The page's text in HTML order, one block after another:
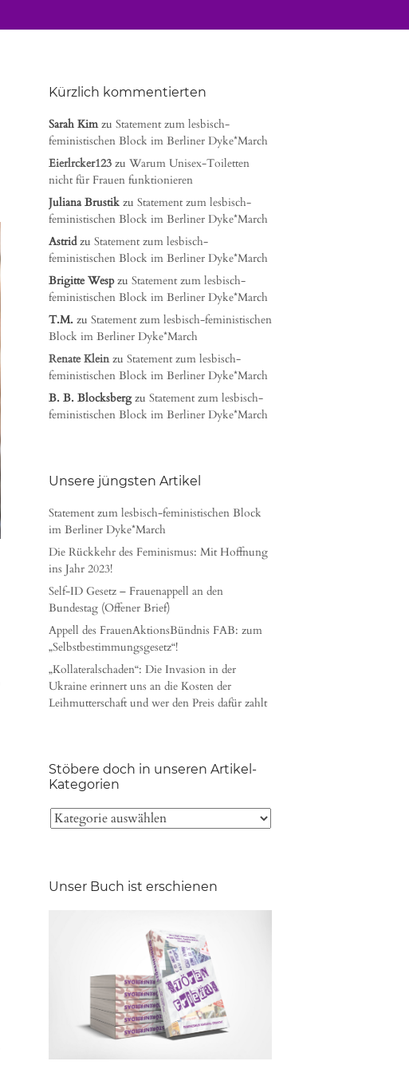
Kürzlich kommentierten
Sarah Kimzu Statement zum lesbisch-
feministischen Block im Berliner Dyke*March
Eierlrcker123 zu Warum Unisex-Toiletten
nicht für Frauen funktionieren
Juliana Brustik zu Statement zum lesbisch-
feministischen Block im Berliner Dyke*March
Astridzu Statement zum lesbisch-
feministischen Block im Berliner Dyke*March
Brigitte Wespzu Statement zum lesbisch-
feministischen Block im Berliner Dyke*March
T.M. zu Statement zum lesbisch-feministischen
Block im Berliner Dyke*March
Renate Kleinzu Statement zum lesbisch-
feministischen Block im Berliner Dyke*March
B. B. Blocksbergzu Statement zum lesbisch-
feministischen Block im Berliner Dyke*March
Unsere jüngsten Artikel
Statement zum lesbisch-feministischen Block
im Berliner Dyke*March
Die Rückkehr des Feminismus: Mit Hoffnung
ins Jahr 2023!
Self-ID Gesetz – Frauenappell an den
Bundestag (Offener Brief)
Appell des FrauenAktionsBündnis FAB: zum
„Selbstbestimmungsgesetz“!
„Kollateralschaden“: Die Invasion in der
Ukraine erinnert uns an die Kosten der
Leihmutterschaft und wer den Preis dafür zahlt
Stöbere doch in unseren Artikel-
Kategorien
Unser Buch ist erschienen